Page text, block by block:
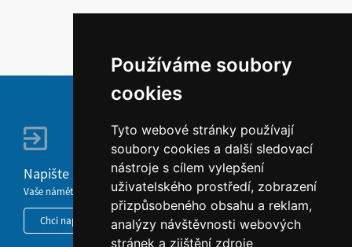
Používáme soubory
cookies
Tyto webové stránky používají
soubory cookies a další sledovací
nástroje s cílem vylepšení
uživatelského prostředí, zobrazení
přizpůsobeného obsahu a reklam,
analýzy návštěvnosti webových
stránek a zjištění zdroje
Napište nám
Vaše náměty, komentáře, připomínky a dotazy nezůstanou bez odezvy.
Chci napsat MKČR